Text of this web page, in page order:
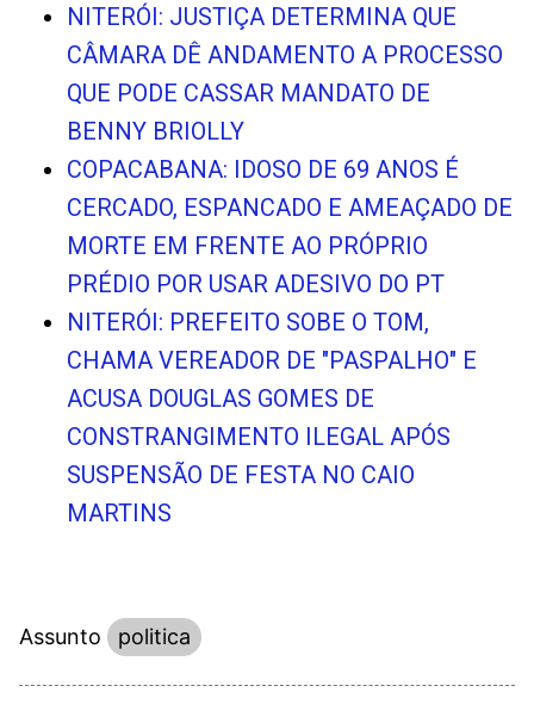
NITERÓI: JUSTIÇA DETERMINA QUE
CÂMARA DÊ ANDAMENTO A PROCESSO
QUE PODE CASSAR MANDATO DE
BENNY BRIOLLY
COPACABANA: IDOSO DE 69 ANOS É
CERCADO, ESPANCADO E AMEAÇADO DE
MORTE EM FRENTE AO PRÓPRIO
PRÉDIO POR USAR ADESIVO DO PT
NITERÓI: PREFEITO SOBE O TOM,
CHAMA VEREADOR DE "PASPALHO" E
ACUSA DOUGLAS GOMES DE
CONSTRANGIMENTO ILEGAL APÓS
SUSPENSÃO DE FESTA NO CAIO
MARTINS
Assunto politica